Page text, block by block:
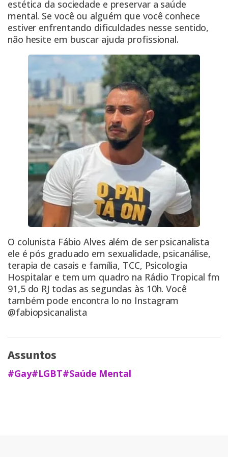
estética da sociedade e preservar a saúde
mental. Se você ou alguém que você conhece
estiver enfrentando dificuldades nesse sentido,
não hesite em buscar ajuda profissional.
O colunista Fábio Alves além de ser psicanalista
ele é pós graduado em sexualidade, psicanálise,
terapia de casais e família, TCC, Psicologia
Hospitalar e tem um quadro na Rádio Tropical fm
91,5 do RJ todas as segundas às 10h. Você
também pode encontra lo no Instagram
@fabiopsicanalista
Assuntos
#Gay#LGBT#Saúde Mental